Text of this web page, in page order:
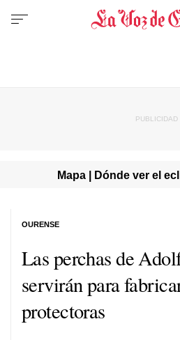
Mapa | Dónde ver el
Las perchas de
servirán para
protectoras
OURENSE